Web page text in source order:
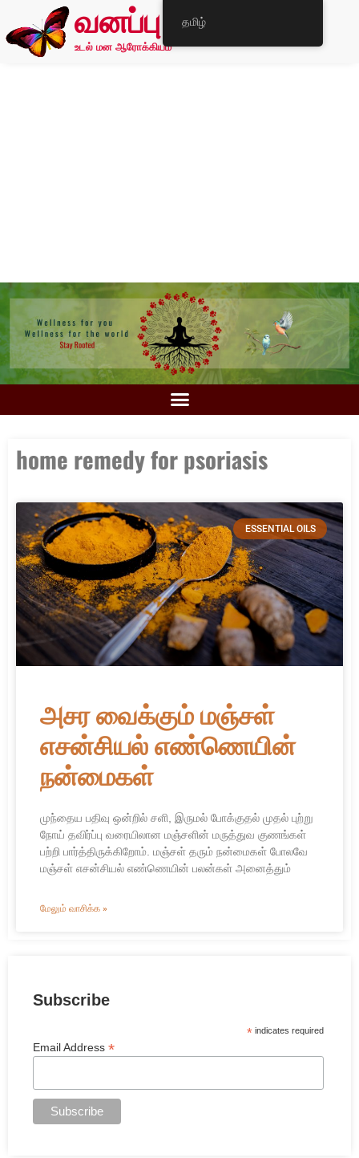
வனப்பு
உடல் மன ஆரோக்கியம்
home remedy for psoriasis
ESSENTIAL OILS
அசர வைக்கும் மஞ்சள்
எசன்சியல் எண்ணெயின்
நன்மைகள்
முந்தைய பதிவு ஒன்றில் சளி, இருமல் போக்குதல் முதல் புற்று
நோய் தவிர்ப்பு வரையிலான மஞ்சளின் மருத்துவ குணங்கள்
பற்றி பார்த்திருக்கிறோம். மஞ்சள் தரும் நன்மைகள் போலவே
மஞ்சள் எசன்சியல் எண்ணெயின் பலன்கள் அனைத்தும்
மேலும் வாசிக்க »
Subscribe
*indicates required
Email Address *
தமிழ்